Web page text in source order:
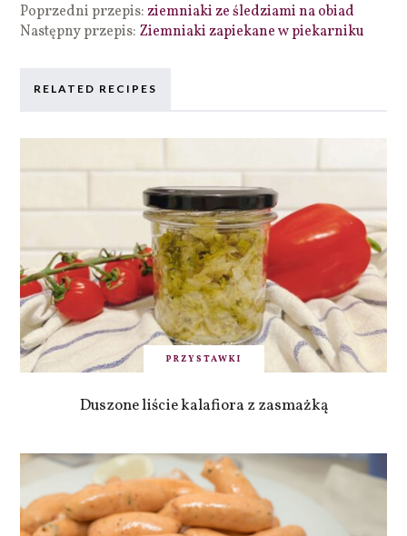
Poprzedni przepis:ziemniaki ze śledziami na obiad
Następny przepis: Ziemniaki zapiekane w piekarniku
RELATED RECIPES
PRZYSTAWKI
Duszone liście kalafiora z zasmażką